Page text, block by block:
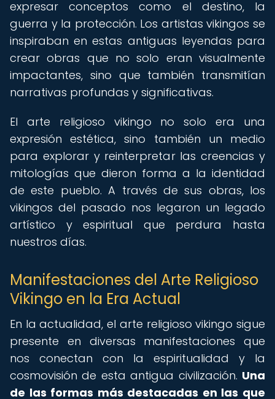
expresar conceptos como el destino, la
guerra y la protección. Los artistas vikingos se
inspiraban en estas antiguas leyendas para
crear obras que no solo eran visualmente
impactantes, sino que también transmitían
narrativas profundas y significativas.
El arte religioso vikingo no solo era una
expresión estética, sino también un medio
para explorar y reinterpretar las creencias y
mitologías que dieron forma a la identidad
de este pueblo. A través de sus obras, los
vikingos del pasado nos legaron un legado
artístico y espiritual que perdura hasta
nuestros días.
Manifestaciones del Arte Religioso
Vikingo en la Era Actual
En la actualidad, el arte religioso vikingo sigue
presente en diversas manifestaciones que
nos conectan con la espiritualidad y la
cosmovisión de esta antigua civilización. Una
de las formas más destacadas en las que